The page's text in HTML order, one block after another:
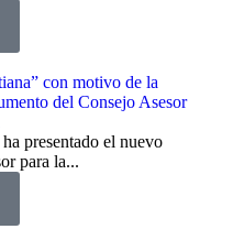
con motivo de la
del Consejo Asesor
presentado el nuevo
para la...